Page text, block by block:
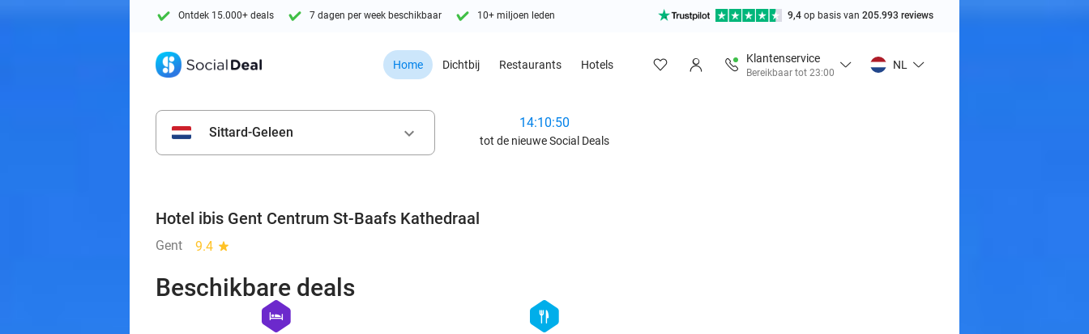
Ontdek 15.000+ deals 7 dagen per week beschikbaar 10+ miljoen leden 9,4 op basis van 205.993 reviews
Home Dichtbij Restaurants Hotels
Klantenservice
Bereikbaar tot 23:00
NL
Sittard-Geleen keyboard_arrow_down
14:10:49
tot de nieuwe Social Deals
Hotel ibis Gent Centrum St-Baafs Kathedraal
Gent 9.4 star
Beschikbare deals
hexagon
hotel hexagon
food